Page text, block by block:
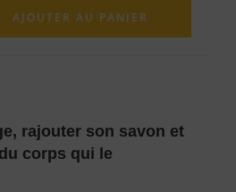
AJOUTER AU PANIER
rajouter son savon et
corps qui le